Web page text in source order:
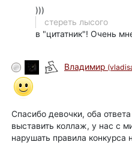
)))
стереть лысого
в "цитатник"! Очень
Владимир
Спасибо девочки, оба
выставить коллаж, у нас с
нарушать правила конкурса